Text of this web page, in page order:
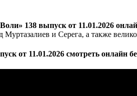
138 выпуск от 11.01.2026
и Серега, а также
от 11.01.2026 смотреть онлайн